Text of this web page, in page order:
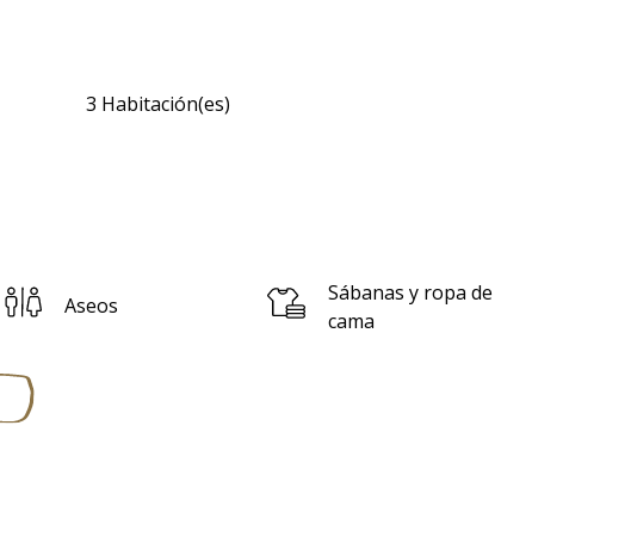
3 Habitación(es)
Aseos
Sábanas y ropa de
cama